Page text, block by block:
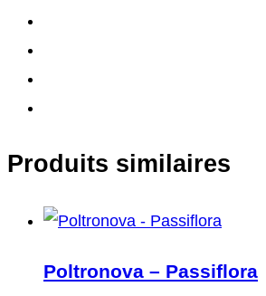
Produits similaires
Poltronova – Passiflora